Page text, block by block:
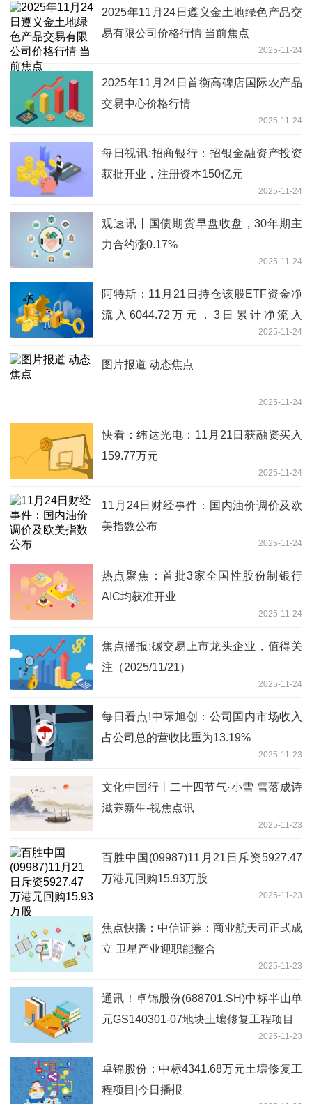
2025年11月24日遵义金土地绿色产品交
易有限公司价格行情 当前焦点
2025-11-24
2025年11月24日首衡高碑店国际农产品
交易中心价格行情
2025-11-24
每日视讯:招商银行：招银金融资产投资
获批开业，注册资本150亿元
2025-11-24
观速讯丨国债期货早盘收盘，30年期主
力合约涨0.17%
2025-11-24
阿特斯：11月21日持仓该股ETF资金净
流入6044.72万元，3日累计净流入
2025-11-24
图片报道 动态焦点
2025-11-24
快看：纬达光电：11月21日获融资买入
159.77万元
2025-11-24
11月24日财经事件：国内油价调价及欧
美指数公布
2025-11-24
热点聚焦：首批3家全国性股份制银行
AIC均获准开业
2025-11-24
焦点播报:碳交易上市龙头企业，值得关
注（2025/11/21）
2025-11-24
每日看点!中际旭创：公司国内市场收入
占公司总的营收比重为13.19%
2025-11-23
文化中国行丨二十四节气·小雪 雪落成诗
滋养新生-视焦点讯
2025-11-23
百胜中国(09987)11月21日斥资5927.47
万港元回购15.93万股
2025-11-23
焦点快播：中信证券：商业航天司正式成
立 卫星产业迎职能整合
2025-11-23
通讯！卓锦股份(688701.SH)中标半山单
元GS140301-07地块土壤修复工程项目
2025-11-23
卓锦股份：中标4341.68万元土壤修复工
程项目|今日播报